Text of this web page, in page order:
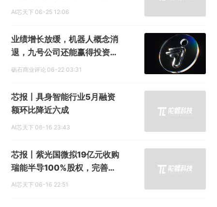
AI芯天下 06-25 12:06
业绩增长放缓，机器人概念消
退，九号公司还能赢得投资者
信赖吗？
砺石商业评论 06-22 03:31
芯报丨具身智能行业5月融资
额环比降近六成
AI芯天下 06-16 23:43
芯报丨紫光国微拟19亿元收购
瑞能半导100%股权，完善功
率半导体产业链布局
AI芯天下 06-16 22:51